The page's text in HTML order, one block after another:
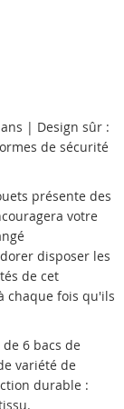
ans | Design sûr :
de sécurité
présente des
votre
disposer les
de cet
chaque fois qu'ils
de 6 bacs de
variété de
durable :